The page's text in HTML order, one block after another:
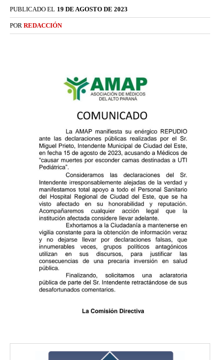
PUBLICADO EL 19 DE AGOSTO DE 2023
POR REDACCIÓN